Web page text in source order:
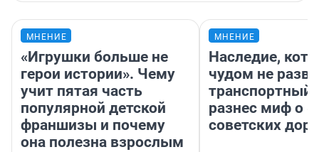
МНЕНИЕ
«Игрушки больше не
герои истории». Чему
учит пятая часть
популярной детской
франшизы и почему
она полезна взрослым
МНЕНИЕ
Наследие,
чудом не
транспортный
разнес миф о
советских